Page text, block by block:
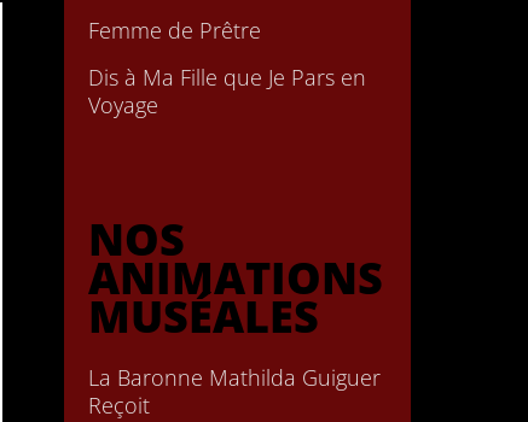
Femme de Prêtre
Dis à Ma Fille que Je Pars en
Voyage
NOS
ANIMATIONS
MUSÉALES
La Baronne Mathilda Guiguer
Reçoit